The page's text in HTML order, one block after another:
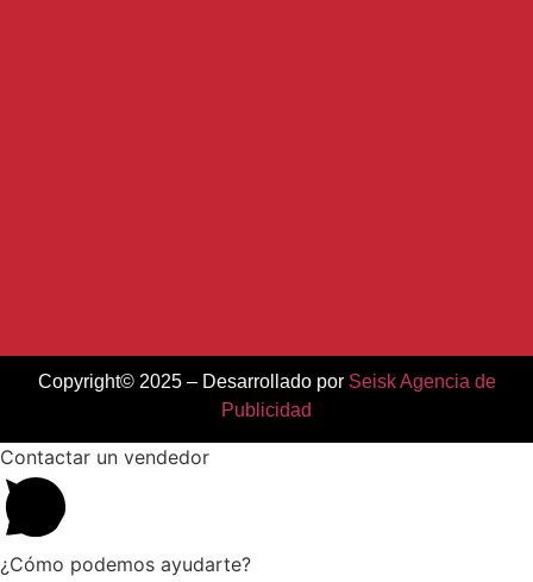
Copyright© 2025 – Desarrollado por Seisk Agencia de
Publicidad
Contactar un vendedor
¿Cómo podemos ayudarte?